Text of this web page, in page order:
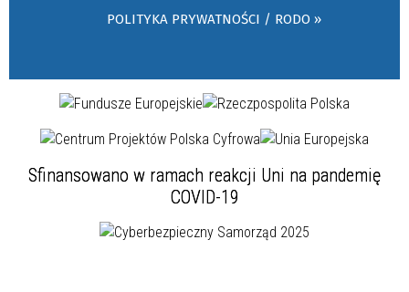
POLITYKA PRYWATNOŚCI / RODO »
Sfinansowano w ramach reakcji Uni na pandemię
COVID-19